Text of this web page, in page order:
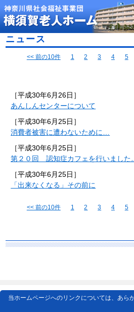
ニュース
<< 前の10件 1 2 3 4 5
［平成30年6月26日］
あんしんセンターについて
［平成30年6月25日］
消費者被害に遭わないために…
［平成30年6月25日］
第２０回 認知症カフェを行いました。
［平成30年6月25日］
「出来なくなる」その前に
<< 前の10件 1 2 3 4 5
当ホームページへのリンクについては、あら